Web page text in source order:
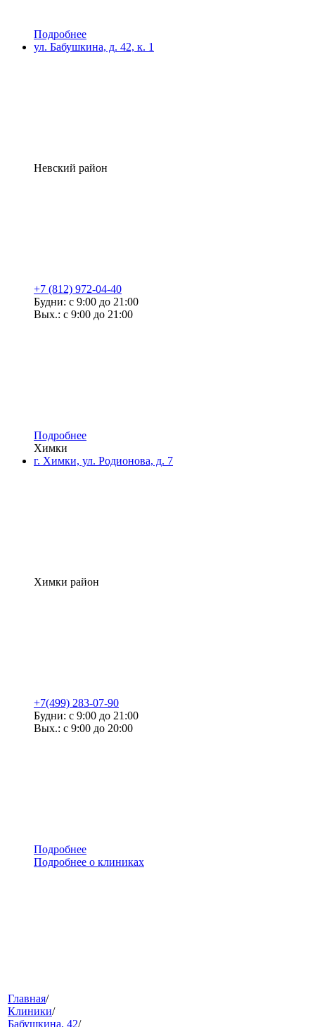
Подробнее
ул. Бабушкина, д. 42, к. 1
Невский район
+7 (812) 972-04-40
Будни: с 9:00 до 21:00
Вых.: с 9:00 до 21:00
Подробнее
Химки
г. Химки, ул. Родионова, д. 7
Химки район
+7(499) 283-07-90
Будни: с 9:00 до 21:00
Вых.: с 9:00 до 20:00
Подробнее
Подробнее о клиниках
меню
Главная/
Клиники/
Бабушкина, 42/